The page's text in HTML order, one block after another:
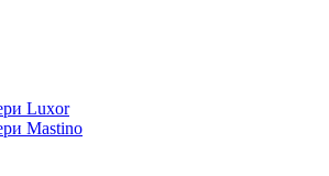
Luxor
Mastino